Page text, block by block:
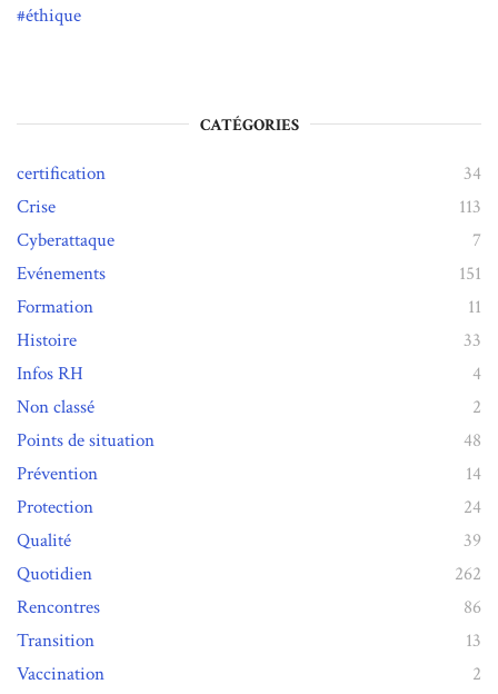
éthique
CATÉGORIES
certification
34
Crise
113
Cyberattaque
7
Evénements
151
Formation
11
Histoire
33
Infos RH
4
Non classé
2
Points de situation
48
Prévention
14
Protection
24
Qualité
39
Quotidien
262
Rencontres
86
Transition
13
Vaccination
2